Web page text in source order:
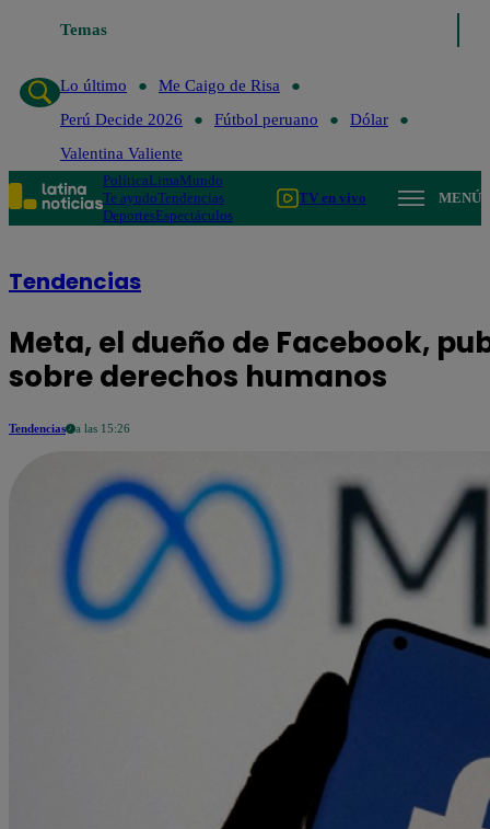
Temas
Lo último
Lo último
Me Caigo de Risa
Perú Decide 2026
Fútbol peruano
Dólar
Valentina Valiente
PolíticaLimaMundo
Te ayudoTendencias
DeportesEspectáculos
TV en vivo MENÚ
Tendencias
Meta, el dueño de Facebook,
sobre derechos humanos
Tendencias a las 15:26